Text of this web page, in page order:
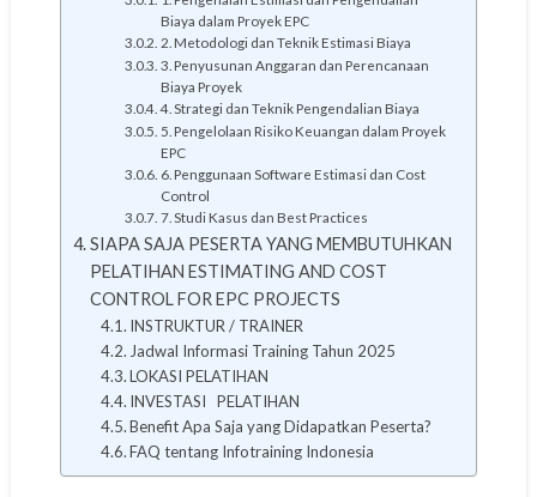
Biaya dalam Proyek EPC
2. Metodologi dan Teknik Estimasi Biaya
3. Penyusunan Anggaran dan Perencanaan
Biaya Proyek
4. Strategi dan Teknik Pengendalian Biaya
5. Pengelolaan Risiko Keuangan dalam Proyek
EPC
6. Penggunaan Software Estimasi dan Cost
Control
7. Studi Kasus dan Best Practices
SIAPA SAJA PESERTA YANG MEMBUTUHKAN
PELATIHAN ESTIMATING AND COST
CONTROL FOR EPC PROJECTS
INSTRUKTUR / TRAINER
Jadwal Informasi Training Tahun 2025
LOKASI PELATIHAN
INVESTASI PELATIHAN
Benefit Apa Saja yang Didapatkan Peserta?
FAQ tentang Infotraining Indonesia